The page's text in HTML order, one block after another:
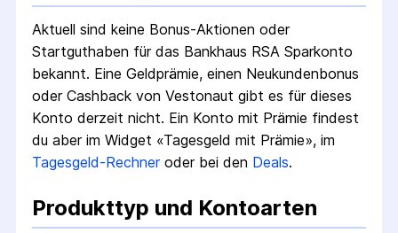
Aktuell sind keine Bonus-Aktionen oder
Startguthaben für das Bankhaus RSA Sparkonto
bekannt. Eine Geldprämie, einen Neukundenbonus
oder Cashback von Vestonaut gibt es für dieses
Konto derzeit nicht. Ein Konto mit Prämie findest
du aber im Widget «Tagesgeld mit Prämie», im
Tagesgeld-Rechneroder bei den Deals.
Produkttyp und Kontoarten